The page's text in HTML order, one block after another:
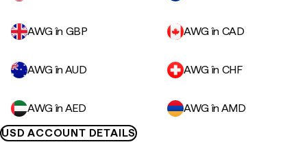
AWG în GBP AWG în CAD
AWG în AUD AWG în CHF
AWG în AED
AWG în AMD
USD ACCOUNT DETAILS